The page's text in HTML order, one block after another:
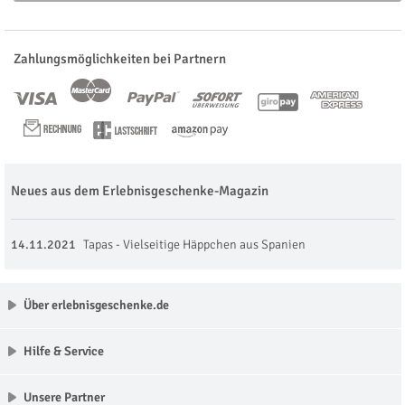
Zahlungsmöglichkeiten bei Partnern
Neues aus dem Erlebnisgeschenke-Magazin
14.11.2021 Tapas - Vielseitige Häppchen aus Spanien
Über erlebnisgeschenke.de
Hilfe & Service
Unsere Partner